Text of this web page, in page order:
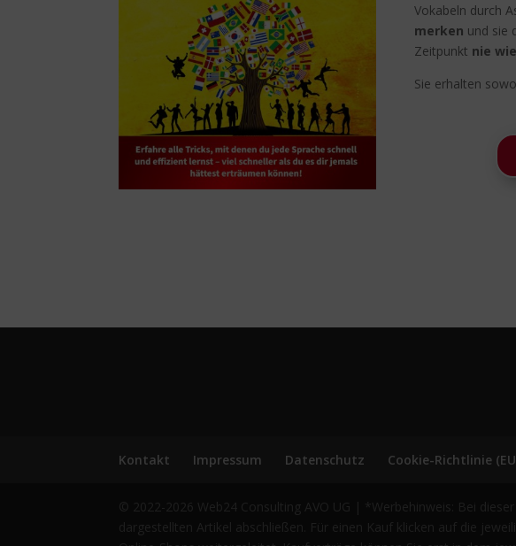
Vokabeln durch
merken und sie
Zeitpunkt nie
Sie erhalten
Kontakt Impressum Datenschutz Cookie-Richtlinie
© 2022-2026 Web24 Consulting AVO UG | *Werbehinweis: Bei
dargestellten Artikel abschließen. Für einen Kauf klicken auf die